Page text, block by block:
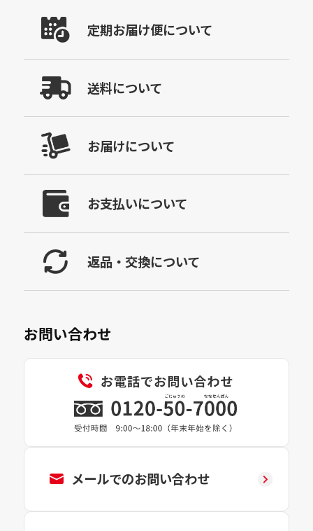
定期お届け便について
送料について
お届けについて
お支払いについて
返品・交換について
お問い合わせ
メールでのお問い合わせ